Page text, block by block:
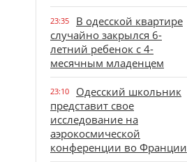
23:35
В одесской квартире
случайно закрылся 6-
летний ребенок с 4-
месячным младенцем
23:10
Одесский школьник
представит свое
исследование на
аэрокосмической
конференции во Франции